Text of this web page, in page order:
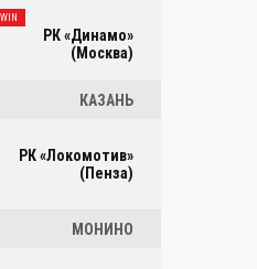
VS
WIN
РК «Динамо»
(Москва)
КАЗАНЬ
РК «Локомотив»
(Пенза)
МОНИНО